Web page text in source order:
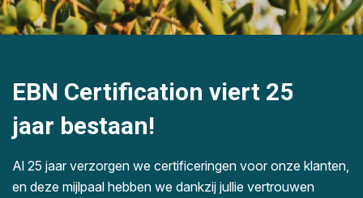
EBN Certification viert 25
jaar bestaan!
Al 25 jaar verzorgen we certificeringen voor onze klanten,
en deze mijlpaal hebben we dankzij jullie vertrouwen